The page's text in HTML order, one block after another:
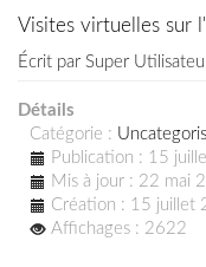
Visites virtuelles sur
Écrit par Super
Détails
Catégorie :
Publication : 15
Mis à jour : 22 mai
Création : 15 juillet
Affichages : 2622